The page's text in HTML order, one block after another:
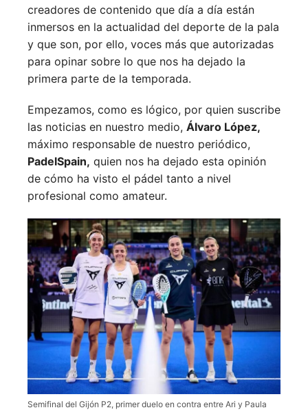
creadores de contenido que día a día están
inmersos en la actualidad del deporte de la pala
y que son, por ello, voces más que autorizadas
para opinar sobre lo que nos ha dejado la
primera parte de la temporada.
Empezamos, como es lógico, por quien suscribe
las noticias en nuestro medio, Álvaro López,
máximo responsable de nuestro periódico,
PadelSpain, quien nos ha dejado esta opinión
de cómo ha visto el pádel tanto a nivel
profesional como amateur.
Semifinal del Gijón P2, primer duelo en contra entre Ari y Paula